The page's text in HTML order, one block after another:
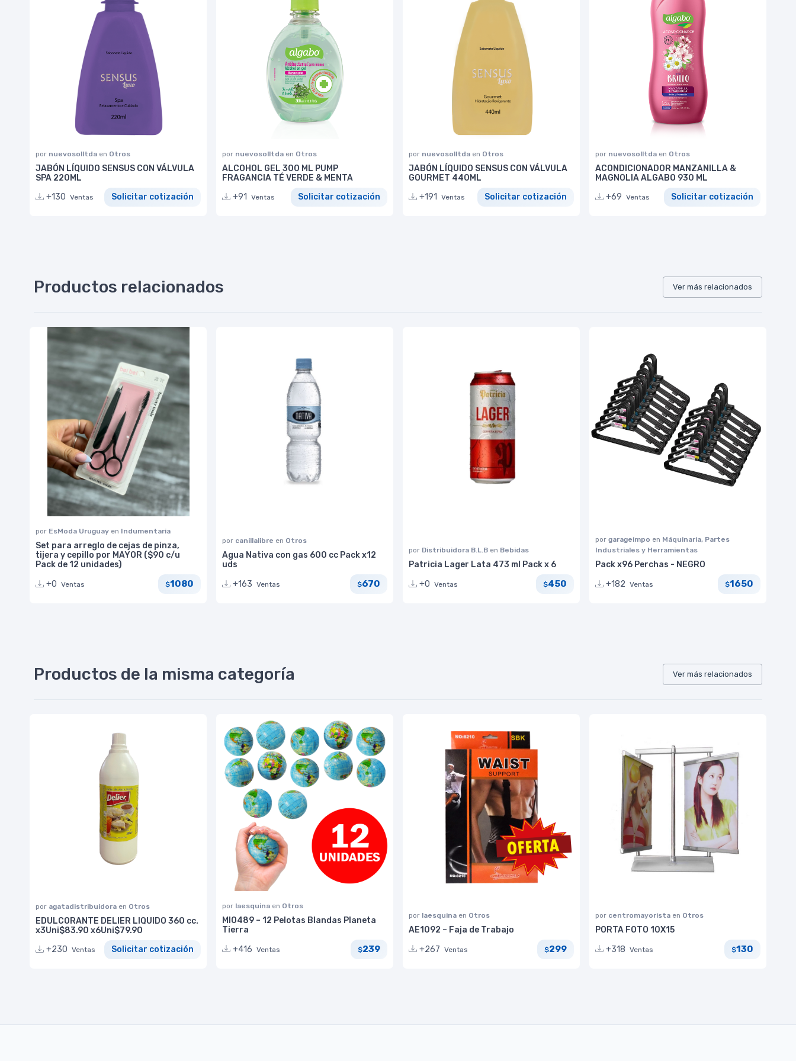
por nuevosolltda en Otros
JABÓN LÍQUIDO SENSUS CON VÁLVULA
SPA 220ML
+130 Ventas Solicitar cotización
por nuevosolltda en Otros
ALCOHOL GEL 300 ML PUMP
FRAGANCIA TÉ VERDE & MENTA
+91 Ventas Solicitar cotización
por nuevosolltda en Otros
JABÓN LÍQUIDO SENSUS CON VÁLVULA
GOURMET 440ML
+191 Ventas Solicitar cotización
por nuevosolltda en Otros
ACONDICIONADOR MANZANILLA &
MAGNOLIA ALGABO 930 ML
+69 Ventas Solicitar cotización
Productos relacionados Ver más relacionados
por EsModa Uruguay en Indumentaria
Set para arreglo de cejas de pinza,
tijera y cepillo por MAYOR ($90 c/u
Pack de 12 unidades)
+0 Ventas $1080
por canillalibre en Otros
Agua Nativa con gas 600 cc Pack x12
uds
+163 Ventas $670
por Distribuidora B.L.B en Bebidas
Patricia Lager Lata 473 ml Pack x 6
+0 Ventas $450
por garageimpo en Máquinaria, Partes
Industriales y Herramientas
Pack x96 Perchas - NEGRO
+182 Ventas $1650
Productos de la misma categoría Ver más relacionados
por agatadistribuidora en Otros
EDULCORANTE DELIER LIQUIDO 360 cc.
x3Uni$83.90 x6Uni$79.90
+230 Ventas Solicitar cotización
por laesquina en Otros
MI0489 – 12 Pelotas Blandas Planeta
Tierra
+416 Ventas $239
por laesquina en Otros
AE1092 – Faja de Trabajo
+267 Ventas $299
por centromayorista en Otros
PORTA FOTO 10X15
+318 Ventas $130